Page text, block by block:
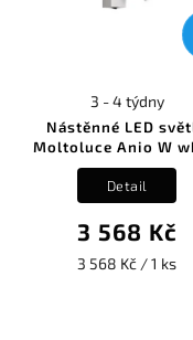
Nástěnné LED
Moltoluce Anio W
3 - 4 týdny
3 568 Kč
3 568 Kč / 1 ks
Detail